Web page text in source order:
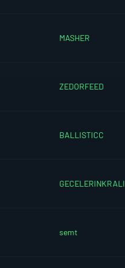
MASHER
ZEDORFEED
BALLISTICC
GECELERINKRALI
semt